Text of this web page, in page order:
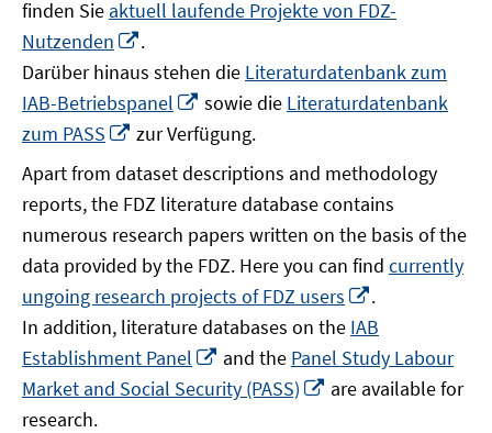
finden Sie aktuell laufende Projekte von FDZ-
Nutzenden
neuem
Fenster
öffnen
.
Darüber hinaus stehen die Literaturdatenbank zum
IAB-Betriebspanel
In
neuem
Fenster
öffnen
sowie die Literaturdatenbank
zum PASS
In
Fenster
öffnen
zur Verfügung.
Apart from dataset descriptions and methodology
reports, the FDZ literature database contains
numerous research papers written on the basis of the
data provided by the FDZ. Here you can find currently
ungoing research projects of FDZ users
neuem
Fenster
öffnen
.
In addition, literature databases on the IAB
Establishment Panel
In
neuem
Fenster
and the Panel Study Labour
Market and Social Security (PASS)
In
are available for
research.